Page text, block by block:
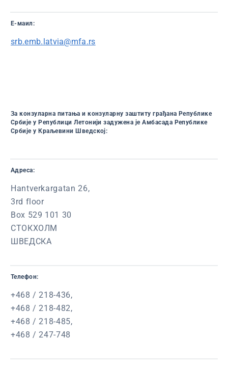
Е-маил:
srb.emb.latvia@mfa.rs
За конзуларна питања и конзуларну заштиту грађана Републике
Србије у Републици Летонији задужена је Амбасада Републике
Србије у Краљевини Шведској:
Адреса:
Hantverkargatan 26,
3rd floor
Box 529 101 30
СТОКХОЛМ
ШВЕДСКА
Телефон:
+468 / 218-436,
+468 / 218-482,
+468 / 218-485,
+468 / 247-748